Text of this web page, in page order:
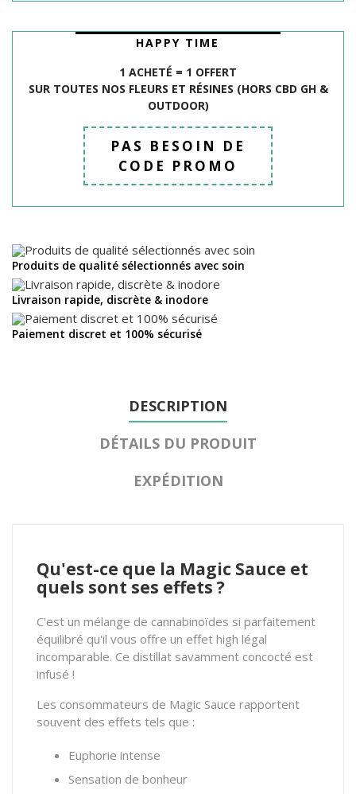
HAPPY TIME
1 ACHETÉ = 1 OFFERT
SUR TOUTES NOS FLEURS ET RÉSINES (HORS CBD GH &
OUTDOOR)
PAS BESOIN DE
CODE PROMO
Produits de qualité sélectionnés avec soin
Livraison rapide, discrète & inodore
Paiement discret et 100% sécurisé
DESCRIPTION
DÉTAILS DU PRODUIT
EXPÉDITION
Qu'est-ce que la Magic Sauce et
quels sont ses effets ?
C'est un mélange de cannabinoïdes si parfaitement
équilibré qu'il vous offre un effet high légal
incomparable. Ce distillat savamment concocté est
infusé !
Les consommateurs de Magic Sauce rapportent
souvent des effets tels que :
Euphorie intense
Sensation de bonheur